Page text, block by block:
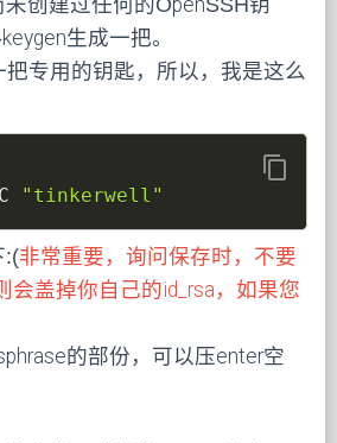
创建过任何的OpenSSH钥
生成一把。
把专用的钥匙，所以，我是这么
content_copy
"tinkerwell"
:(非常重要，询问保存时，不要
会盖掉你自己的id_rsa，如果您
的部份，可以压enter空